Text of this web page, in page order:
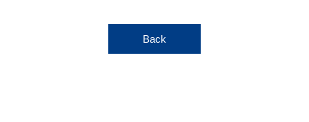
Back